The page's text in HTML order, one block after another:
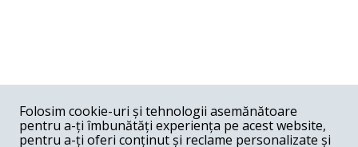
COMENTARII
Nume
Folosim cookie-uri și tehnologii asemănătoare
pentru a-ți îmbunătăți experiența pe acest website,
pentru a-ți oferi conținut și reclame personalizate și